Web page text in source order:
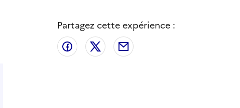
Partagez cette expérience :
Partager sur Facebook
Partager sur X